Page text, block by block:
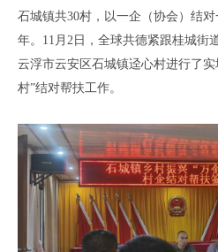
石城镇共30村，以一企（协会）结
年。11月2日， 全球共德紧跟桂城街
云浮市云安区石城镇迳心村进行了
村”结对帮扶工作。